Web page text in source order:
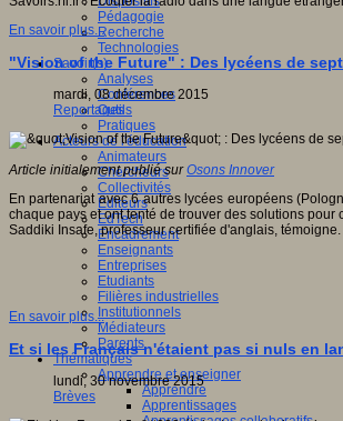
Pédagogie
Recherche
Technologies
Savoir(s)
Analyses
Conférences
Outils
Pratiques
Acteurs de l'éducation
Animateurs
Chercheurs
Collectivités
Editeurs
EdTech
Encadrement
Enseignants
Entreprises
Etudiants
Filières industrielles
Institutionnels
Médiateurs
Parents
Thématiques
Apprendre et enseigner
Apprendre
Apprentissages
En savoir plus...
"Vision of the Future" : Des lycéens de
mardi, 08 décembre 2015
Reportages
Article initialement publié surOsons Innover
En partenariat avec 6 autres lycées européens
chaque pays et ont tenté de trouver des solutions
Saddiki Insafe, professeur certifiée d'anglais, témoigne.
En savoir plus...
Et si les Français n'étaient pas si nuls en
lundi, 30 novembre 2015
Brèves